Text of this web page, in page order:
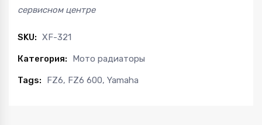
сервисном центре
SKU: XF-321
Категория: Мото радиаторы
Tags: FZ6, FZ6 600, Yamaha